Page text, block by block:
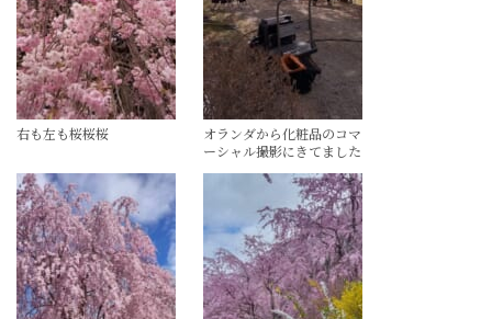
右も左も桜桜桜
オランダから化粧品のコマ
ーシャル撮影にきてました